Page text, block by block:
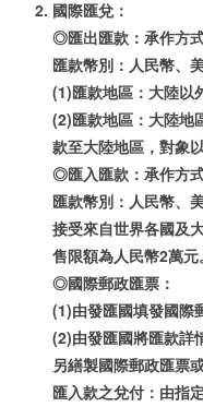
國際匯兌：
◎匯出匯款：承作方
匯款幣別：人民幣、
(1)匯款地區：大陸以
(2)匯款地區：大陸地
款至大陸地區，對象
◎匯入匯款：承作方
匯款幣別：人民幣、
接受來自世界各國及
售限額為人民幣2萬元
◎國際郵政匯票：
(1)由發匯國填發國際
(2)由發匯國將匯款詳
另繕製國際郵政匯票
匯入款之兌付：由指